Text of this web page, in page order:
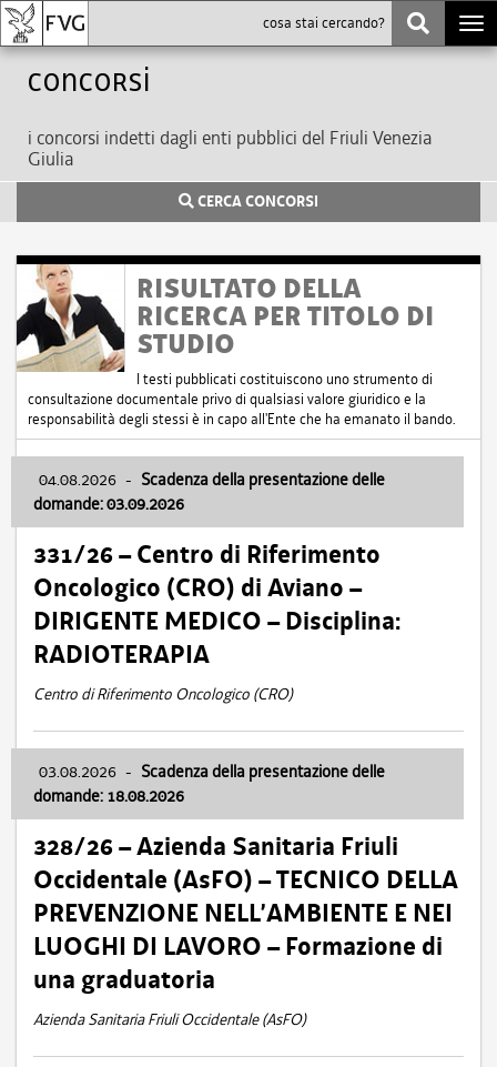
Concorsi
i concorsi indetti dagli enti pubblici del Friuli Venezia
Giulia
CERCA CONCORSI
RISULTATO DELLA
RICERCA PER TITOLO DI
STUDIO
I testi pubblicati costituiscono uno strumento di
consultazione documentale privo di qualsiasi valore giuridico e la
responsabilità degli stessi è in capo all'Ente che ha emanato il bando.
04.08.2026 - Scadenza della presentazione delle
domande: 03.09.2026
331/26 – Centro di Riferimento
Oncologico (CRO) di Aviano –
DIRIGENTE MEDICO – Disciplina:
RADIOTERAPIA
Centro di Riferimento Oncologico (CRO)
03.08.2026 - Scadenza della presentazione delle
domande: 18.08.2026
328/26 – Azienda Sanitaria Friuli
Occidentale (AsFO) – TECNICO DELLA
PREVENZIONE NELL’AMBIENTE E NEI
LUOGHI DI LAVORO – Formazione di
una graduatoria
Azienda Sanitaria Friuli Occidentale (AsFO)